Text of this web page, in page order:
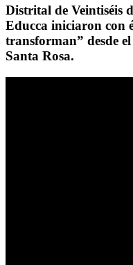
Distrital de Veintiséis
Educca iniciaron con
transforman” desde
Santa Rosa.